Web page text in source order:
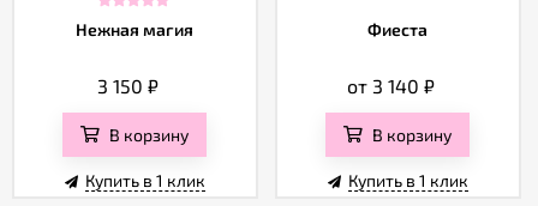
Нежная магия
3 150 ₽
В корзину
Купить в 1 клик
Фиеста
от 3 140 ₽
В корзину
Купить в 1 клик